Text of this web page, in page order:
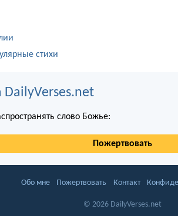
стихи
слово Божье:
Пожертвовать
Обо мне Пожертвовать Контакт
© 2026 DailyVerses.net